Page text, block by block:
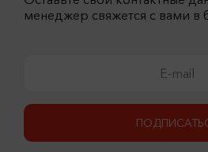
менеджер свяжется с вами